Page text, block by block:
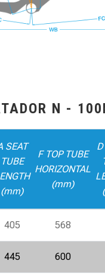
N -
SEAT
TUBE
(mm)
F TOP TUBE
HORIZONTAL
(mm)
405 568
445 600